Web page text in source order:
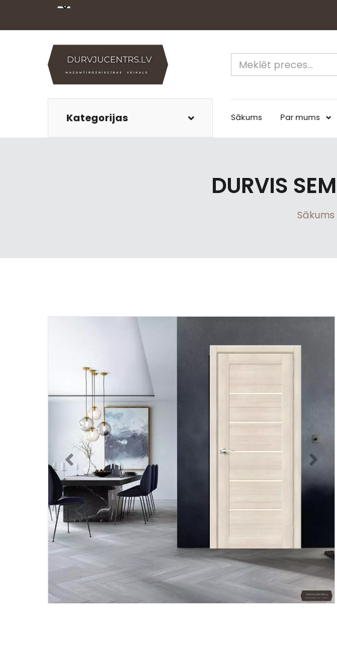
Kategorijas Sākums Par mums
DURVIS
Sākums